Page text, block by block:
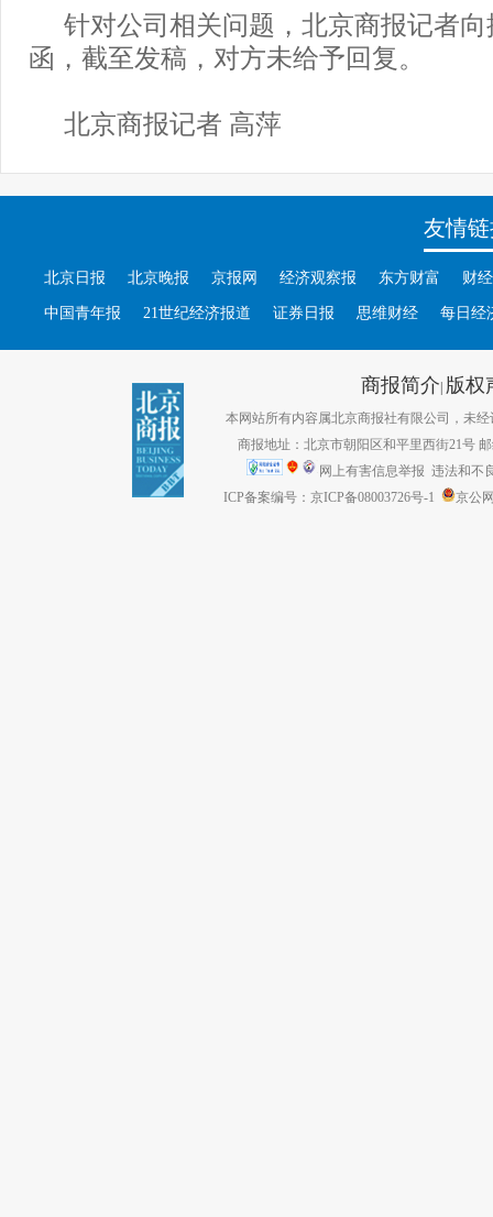
针对公司相关问题，北京商报记者
函，截至发稿，对方未给予回复。
北京商报记者 高萍
友情
北京日报 北京晚报 京报网 经济观察报 东方财富 财
中国青年报 21世纪经济报道 证券日报 思维财经 每日经
商报简介 版权
本网站所有内容属北京商报社有限公司，未经
商报地址：北京市朝阳区和平里西街21号
网上有害信息举报 违法和不
ICP备案编号：京ICP备08003726号-1
京公